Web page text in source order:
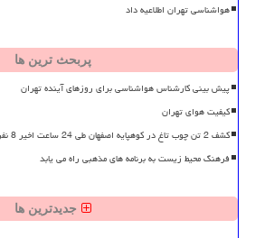
هواشناسی تهران اطلاعیه داد
پربحث ترین ها
پیش بینی کارشناس هواشناسی برای روزهای آینده تهران
کیفیت هوای تهران
کشف 2 تن چوب تاغ در کوهپایه اصفهان طی 24 ساعت اخیر 8 نفر دستگیر شدند
فرهنگ محیط زیست به برنامه های مذهبی راه می یابد
جدیدترین ها